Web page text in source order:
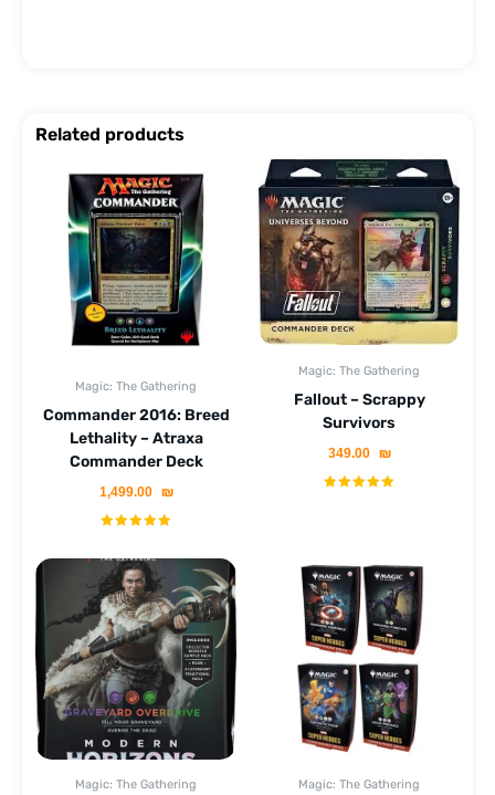
Related products
Magic: The Gathering
Commander 2016: Breed
Lethality – Atraxa
Commander Deck
1,499.00 ₪
Magic: The Gathering
Fallout – Scrappy
Survivors
349.00 ₪
Magic: The Gathering Magic: The Gathering